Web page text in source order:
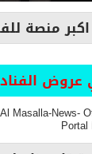
منصة
عروض
Masalla-News-
Portal